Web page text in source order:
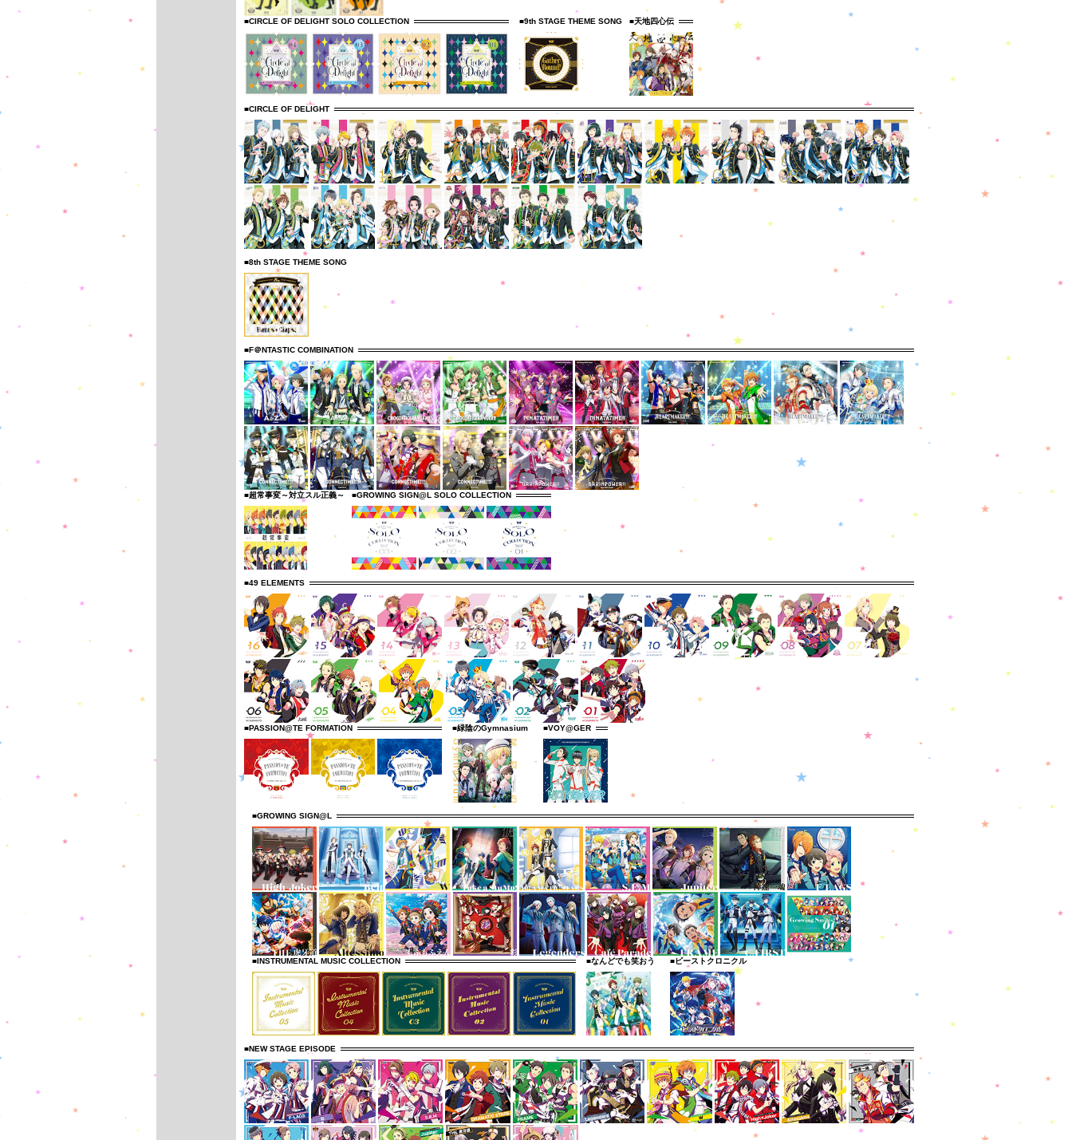
■CIRCLE OF DELIGHT SOLO COLLECTION ■9th STAGE THEME SONG ■天地四心伝
■CIRCLE OF DELIGHT
■8th STAGE THEME SONG
■F＠NTASTIC COMBINATION
■超常事変～対立スル正義～ ■GROWING SIGN@L SOLO COLLECTION
■49 ELEMENTS
■PASSION@TE FORMATION ■緑陰のGymnasium ■VOY@GER
■GROWING SIGN@L
■INSTRUMENTAL MUSIC COLLECTION ■なんどでも笑おう ■ビーストクロニクル
■NEW STAGE EPISODE